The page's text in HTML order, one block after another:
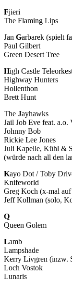
Fjieri
The Flaming Lips
Jan Garbarek (spielt
Paul Gilbert
Green Desert Tree
High Castle
Highway Hunters
Hollenthon
Brett Hunt
The Jayhawks
Jail Job Eve feat.
Johnny Bob
Rickie Lee Jones
Juli Kapelle, Kühl &
(würde nach all den
Kayo Dot / Toby
Knifeworld
Greg Koch (x-mal auf
Jeff Kollman (solo,
Q
Queen Golem
Lamb
Lampshade
Kerry Livgren (inzw.
Loch Vostok
Lunaris